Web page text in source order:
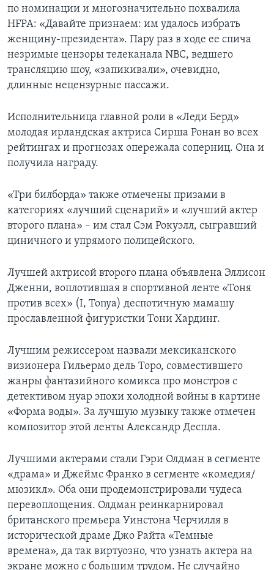
по номинации и многозначительно похвалила
HFPA: «Давайте признаем: им удалось избрать
женщину-президента». Пару раз в ходе ее спича
незримые цензоры телеканала NBC, ведшего
трансляцию шоу, «запикивали», очевидно,
длинные нецензурные пассажи.
Исполнительница главной роли в «Леди Берд»
молодая ирландская актриса Сирша Ронан во всех
рейтингах и прогнозах опережала соперниц. Она и
получила награду.
«Три билборда» также отмечены призами в
категориях «лучший сценарий» и «лучший актер
второго плана» – им стал Сэм Рокуэлл, сыгравший
циничного и упрямого полицейского.
Лучшей актрисой второго плана объявлена Эллисон
Дженни, воплотившая в спортивной ленте «Тоня
против всех» (I, Tonya) деспотичную мамашу
прославленной фигуристки Тони Хардинг.
Лучшим режиссером назвали мексиканского
визионера Гильермо дель Торо, совместившего
жанры фантазийного комикса про монстров с
детективом нуар эпохи холодной войны в картине
«Форма воды». За лучшую музыку также отмечен
композитор этой ленты Александр Деспла.
Лучшими актерами стали Гэри Олдман в сегменте
«драма» и Джеймс Франко в сегменте «комедия/
мюзикл». Оба они продемонстрировали чудеса
перевоплощения. Олдман реинкарнировал
британского премьера Уинстона Черчилля в
исторической драме Джо Райта «Темные
времена», да так виртуозно, что узнать актера на
экране можно с большим трудом. Не случайно